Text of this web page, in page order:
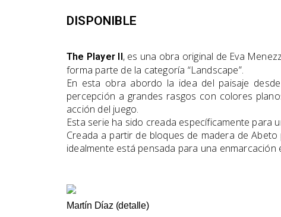
DISPONIBLE
The Player II, es una obra original de Eva
forma parte de la categoría “Landscape”.
En esta obra abordo la idea del paisaje
percepción a grandes rasgos con colores
acción del juego.
Esta serie ha sido creada específicamente para
Creada a partir de bloques de madera de
idealmente está pensada para una enmarcación
Martín Díaz (detalle)